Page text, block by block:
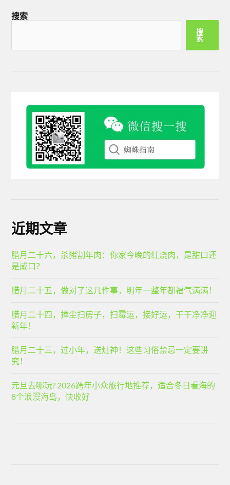
搜索
搜
索
近期文章
腊月二十六，杀猪割年肉：你家今晚的红烧肉，是甜口还
是咸口？
腊月二十五，做对了这几件事，明年一整年都福气满满！
腊月二十四，掸尘扫房子，扫霉运，接好运，干干净净迎
新年！
腊月二十三，过小年，送灶神！这些习俗禁忌一定要讲
究！
元旦去哪玩? 2026跨年小众旅行地推荐，适合冬日看海的
8个浪漫海岛，快收好